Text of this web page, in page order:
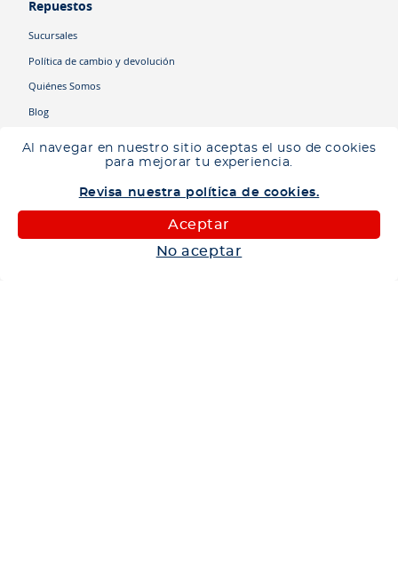
Al navegar en nuestro sitio aceptas el uso de cookies
para mejorar tu experiencia.
Revisa nuestra política de cookies.
Aceptar
No aceptar
Ingresa tu ubicación para ver los productos disponibles en tu zona
Repuestos
Sucursales
Política de cambio y devolución
Quiénes Somos
Blog